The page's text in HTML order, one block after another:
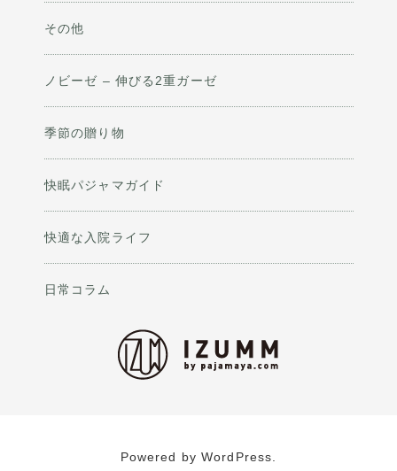
その他
ノビーゼ – 伸びる2重ガーゼ
季節の贈り物
快眠パジャマガイド
快適な入院ライフ
日常コラム
Powered by WordPress.